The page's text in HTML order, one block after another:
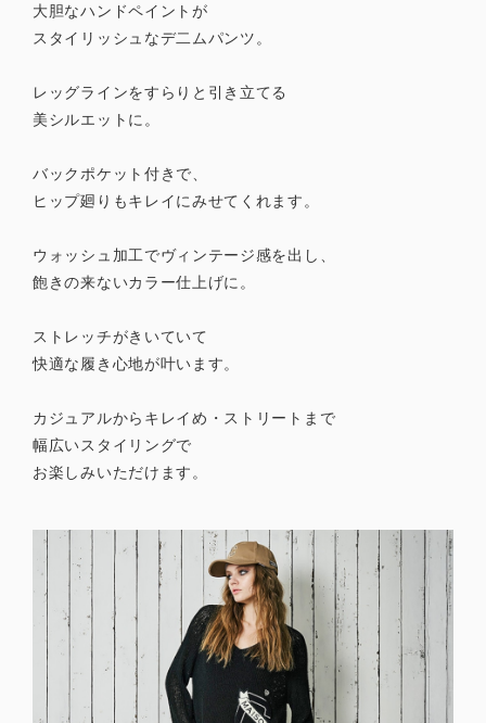
大胆なハンドペイントが
スタイリッシュなデ二ムパンツ。
レッグラインをすらりと引き立てる
美シルエットに。
バックポケット付きで、
ヒップ廻りもキレイにみせてくれます。
ウォッシュ加工でヴィンテージ感を出し、
飽きの来ないカラー仕上げに。
ストレッチがきいていて
快適な履き心地が叶います。
カジュアルからキレイめ・ストリートまで
幅広いスタイリングで
お楽しみいただけます。